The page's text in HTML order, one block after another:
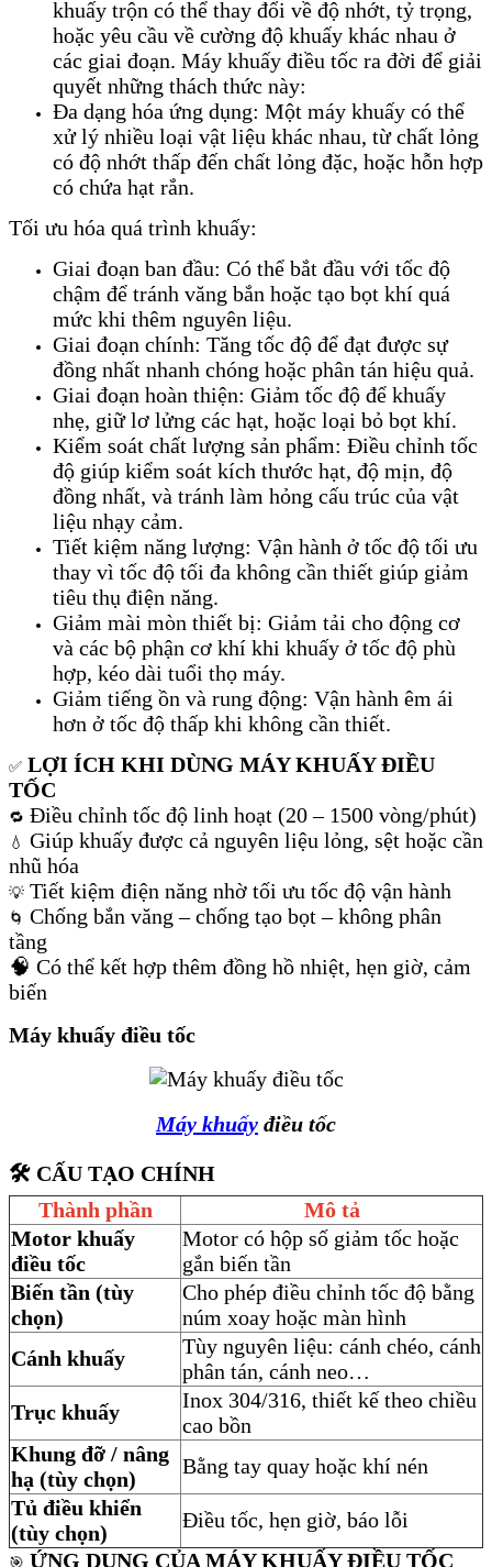
khuấy trộn có thể thay đổi về độ nhớt, tỷ trọng,
hoặc yêu cầu về cường độ khuấy khác nhau ở
các giai đoạn. Máy khuấy điều tốc ra đời để giải
quyết những thách thức này:
Đa dạng hóa ứng dụng: Một máy khuấy có thể
xử lý nhiều loại vật liệu khác nhau, từ chất lỏng
có độ nhớt thấp đến chất lỏng đặc, hoặc hỗn hợp
có chứa hạt rắn.
Tối ưu hóa quá trình khuấy:
Giai đoạn ban đầu: Có thể bắt đầu với tốc độ
chậm để tránh văng bắn hoặc tạo bọt khí quá
mức khi thêm nguyên liệu.
Giai đoạn chính: Tăng tốc độ để đạt được sự
đồng nhất nhanh chóng hoặc phân tán hiệu quả.
Giai đoạn hoàn thiện: Giảm tốc độ để khuấy
nhẹ, giữ lơ lửng các hạt, hoặc loại bỏ bọt khí.
Kiểm soát chất lượng sản phẩm: Điều chỉnh tốc
độ giúp kiểm soát kích thước hạt, độ mịn, độ
đồng nhất, và tránh làm hỏng cấu trúc của vật
liệu nhạy cảm.
Tiết kiệm năng lượng: Vận hành ở tốc độ tối ưu
thay vì tốc độ tối đa không cần thiết giúp giảm
tiêu thụ điện năng.
Giảm mài mòn thiết bị: Giảm tải cho động cơ
và các bộ phận cơ khí khi khuấy ở tốc độ phù
hợp, kéo dài tuổi thọ máy.
Giảm tiếng ồn và rung động: Vận hành êm ái
hơn ở tốc độ thấp khi không cần thiết.
✅ LỢI ÍCH KHI DÙNG MÁY KHUẤY ĐIỀU
TỐC
🔁 Điều chỉnh tốc độ linh hoạt (20 – 1500 vòng/phút)
💧 Giúp khuấy được cả nguyên liệu lỏng, sệt hoặc cần
nhũ hóa
💡 Tiết kiệm điện năng nhờ tối ưu tốc độ vận hành
🌀 Chống bắn văng – chống tạo bọt – không phân
tầng
🧠 Có thể kết hợp thêm đồng hồ nhiệt, hẹn giờ, cảm
biến
Máy khuấy điều tốc
Máy khuấy điều tốc
🛠️ CẤU TẠO CHÍNH
Thành phần
Mô tả
Motor khuấy
điều tốc
Motor có hộp số giảm tốc hoặc
gắn biến tần
Biến tần (tùy
chọn)
Cho phép điều chỉnh tốc độ bằng
núm xoay hoặc màn hình
Cánh khuấy
Tùy nguyên liệu: cánh chéo, cánh
phân tán, cánh neo…
Trục khuấy
Inox 304/316, thiết kế theo chiều
cao bồn
Khung đỡ / nâng
hạ (tùy chọn)
Bằng tay quay hoặc khí nén
Tủ điều khiển
(tùy chọn)
Điều tốc, hẹn giờ, báo lỗi
🎯 ỨNG DỤNG CỦA MÁY KHUẤY ĐIỀU TỐC